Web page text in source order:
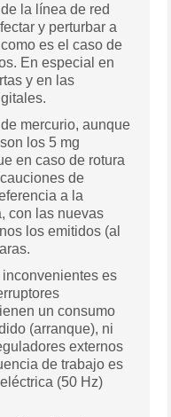
la línea de red
y perturbar a
es el caso de
En especial en
y en las
mercurio, aunque
los 5 mg
en caso de rotura
de
a la
con las nuevas
los emitidos (al
es
un consumo
(arranque), ni
externos
de trabajo es
(50 Hz)